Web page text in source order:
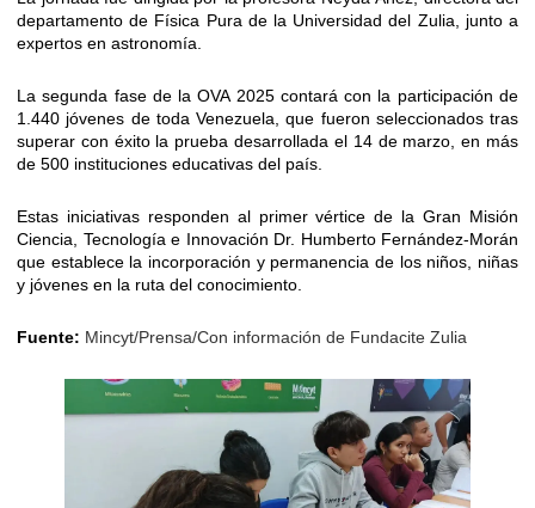
departamento de Física Pura de la Universidad del Zulia, junto a
expertos en astronomía.
La segunda fase de la OVA 2025 contará con la participación de
1.440 jóvenes de toda Venezuela, que fueron seleccionados tras
superar con éxito la prueba desarrollada el 14 de marzo, en más
de 500 instituciones educativas del país.
Estas iniciativas responden al primer vértice de la Gran Misión
Ciencia, Tecnología e Innovación Dr. Humberto Fernández-Morán
que establece la incorporación y permanencia de los niños, niñas
y jóvenes en la ruta del conocimiento.
Fuente: Mincyt/Prensa/Con información de Fundacite Zulia